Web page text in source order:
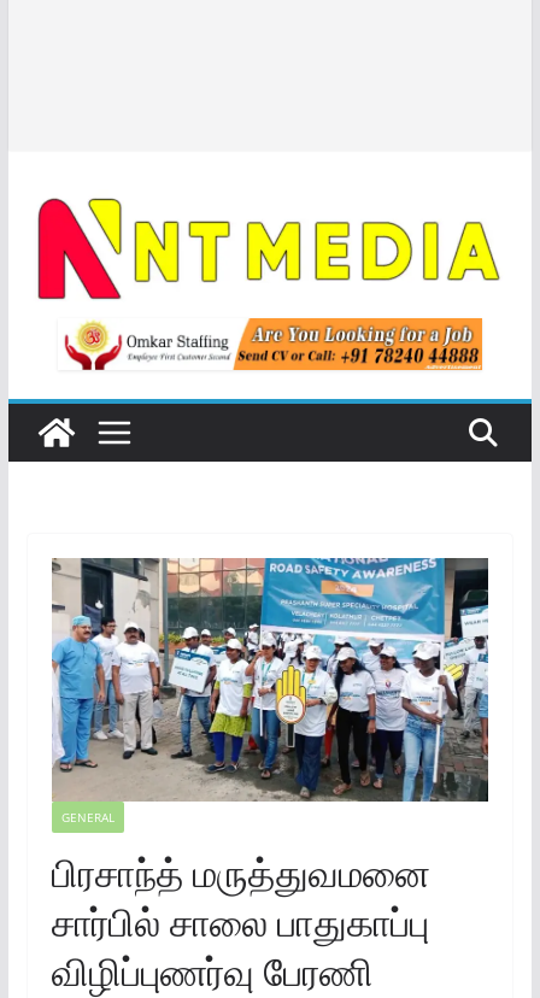
GENERAL
பிரசாந்த் மருத்துவமனை
சார்பில் சாலை பாதுகாப்பு
விழிப்புணர்வு பேரணி